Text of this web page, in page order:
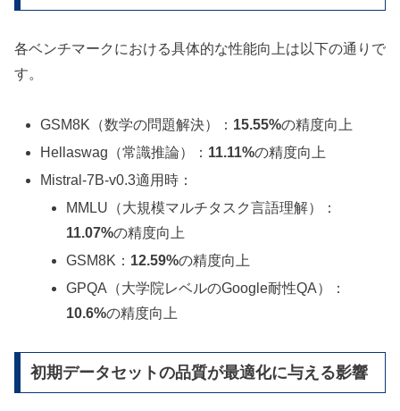
各ベンチマークにおける具体的な性能向上は以下の通りで
す。
GSM8K（数学の問題解決）： 15.55%の精度向上
Hellaswag（常識推論）： 11.11%の精度向上
Mistral-7B-v0.3適用時：
MMLU（大規模マルチタスク言語理解）：
11.07%の精度向上
GSM8K： 12.59%の精度向上
GPQA（大学院レベルのGoogle耐性QA）：
10.6%の精度向上
初期データセットの品質が最適化に与える影響